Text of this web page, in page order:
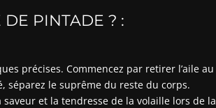
PINTADE ? :
précises. Commencez par retirer l’aile au
séparez le suprême du reste du corps.
et la tendresse de la volaille lors de la